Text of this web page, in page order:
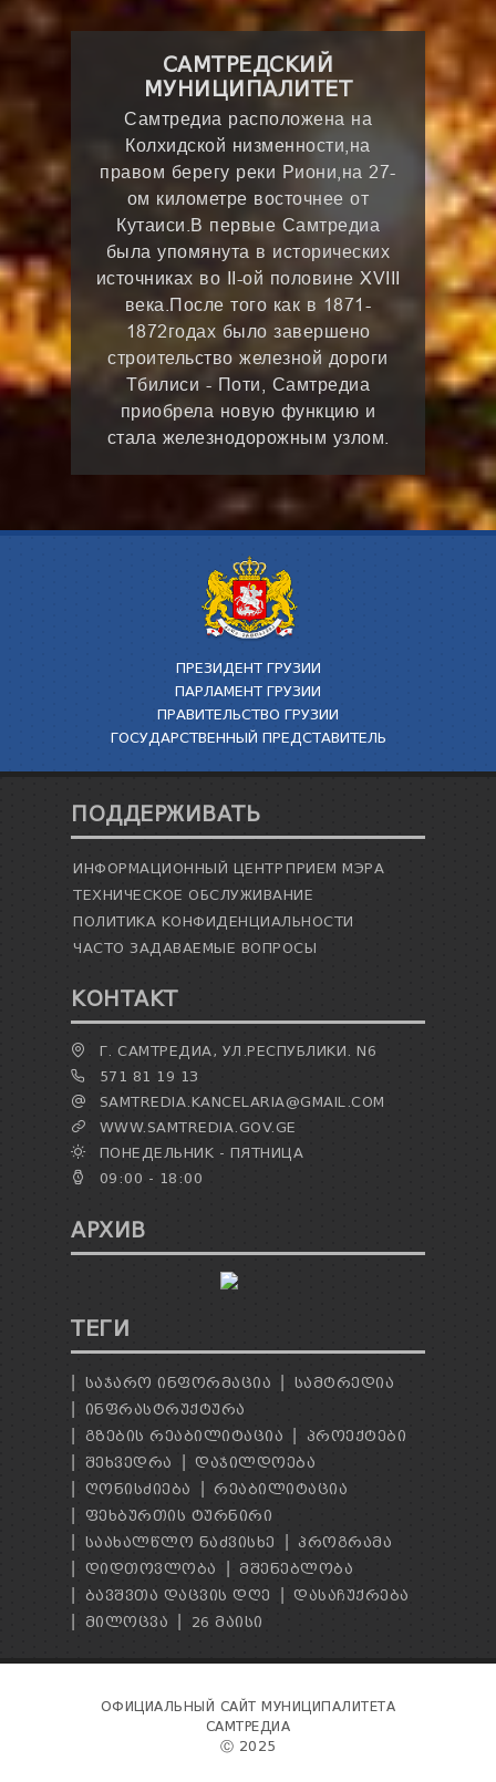
САМТРЕДСКИЙ
МУНИЦИПАЛИТЕТ
Самтредиа расположена на
Колхидской низменности,на
правом берегу реки Риони,на 27-
ом километре восточнее от
Кутаиси.В первые Самтредиа
была упомянута в исторических
источниках во II-ой половине XVIII
века.После того как в 1871-
1872годах было завершено
строительство железной дороги
Тбилиси - Поти, Самтредиа
приобрела новую функцию и
стала железнодорожным узлом.
ПРЕЗИДЕНТ ГРУЗИИ
ПАРЛАМЕНТ ГРУЗИИ
ПРАВИТЕЛЬСТВО ГРУЗИИ
ГОСУДАРСТВЕННЫЙ ПРЕДСТАВИТЕЛЬ
ПОДДЕРЖИВАТЬ
ИНФОРМАЦИОННЫЙ ЦЕНТРПРИЕМ МЭРА
ТЕХНИЧЕСКОЕ ОБСЛУЖИВАНИЕ
ПОЛИТИКА КОНФИДЕНЦИАЛЬНОСТИ
ЧАСТО ЗАДАВАЕМЫЕ ВОПРОСЫ
КОНТАКТ
Г. САМТРЕДИА, УЛ.РЕСПУБЛИКИ. N6
571 81 19 13
SAMTREDIA.KANCELARIA@GMAIL.COM
WWW.SAMTREDIA.GOV.GE
ПОНЕДЕЛЬНИК - ПЯТНИЦА
09:00 - 18:00
АРХИВ
ТЕГИ
ᲡᲐᲯᲐᲠᲝ ᲘᲜᲤᲝᲠᲛᲐᲪᲘᲐ
ᲡᲐᲛᲢᲠᲔᲓᲘᲐ
ᲘᲜᲤᲠᲐᲡᲢᲠᲣᲥᲢᲣᲠᲐ
ᲒᲖᲔᲑᲘᲡ ᲠᲔᲐᲑᲘᲚᲘᲢᲐᲪᲘᲐ
ᲞᲠᲝᲔᲥᲢᲔᲑᲘ
ᲨᲔᲮᲕᲔᲓᲠᲐ
ᲓᲐᲯᲘᲚᲓᲝᲔᲑᲐ
ᲦᲝᲜᲘᲡᲫᲘᲔᲑᲐ
ᲠᲔᲐᲑᲘᲚᲘᲢᲐᲪᲘᲐ
ᲤᲔᲮᲑᲣᲠᲗᲘᲡ ᲢᲣᲠᲜᲘᲠᲘ
ᲡᲐᲐᲮᲐᲚᲬᲚᲝ ᲜᲐᲫᲕᲘᲡᲮᲔ
ᲞᲠᲝᲒᲠᲐᲛᲐ
ᲓᲘᲓᲗᲝᲕᲚᲝᲑᲐ
ᲛᲨᲔᲜᲔᲑᲚᲝᲑᲐ
ᲑᲐᲕᲨᲕᲗᲐ ᲓᲐᲪᲕᲘᲡ ᲓᲦᲔ
ᲓᲐᲡᲐᲩᲣᲥᲠᲔᲑᲐ
ᲛᲘᲚᲝᲪᲕᲐ
26 ᲛᲐᲘᲡᲘ
ОФИЦИАЛЬНЫЙ САЙТ МУНИЦИПАЛИТЕТА
САМТРЕДИА
Ⓒ 2025